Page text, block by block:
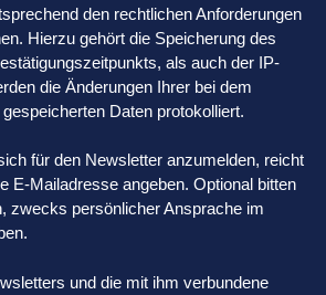
den rechtlichen Anforderungen
Hierzu gehört die Speicherung des
als auch der IP-
die Änderungen Ihrer bei dem
Daten protokolliert.
für den Newsletter anzumelden, reicht
E-Mailadresse angeben. Optional bitten
zwecks persönlicher Ansprache im
und die mit ihm verbundene